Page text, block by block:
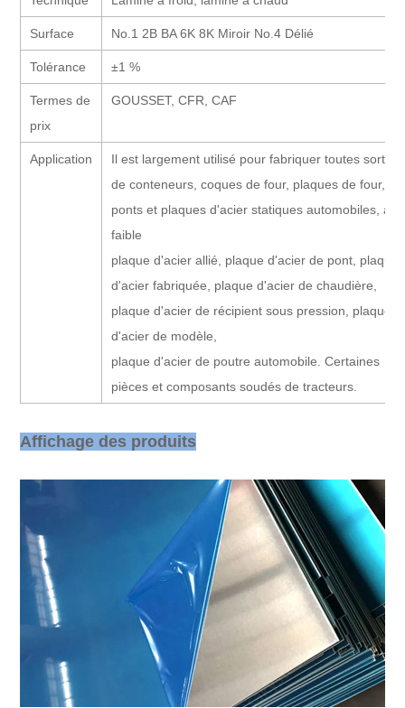
Surface No.1 2B BA 6K 8K Miroir No.4 Délié
Tolérance ±1 %
Termes de
prix
GOUSSET, CFR, CAF
Application
Il est largement utilisé pour fabriquer toutes sortes
de conteneurs, coques de four, plaques de four,
ponts et plaques d'acier statiques automobiles, à
faible
plaque d'acier allié, plaque d'acier de pont, plaque
d'acier fabriquée, plaque d'acier de chaudière,
plaque d'acier de récipient sous pression, plaque
d'acier de modèle,
plaque d'acier de poutre automobile. Certaines
pièces et composants soudés de tracteurs.
Affichage des produits